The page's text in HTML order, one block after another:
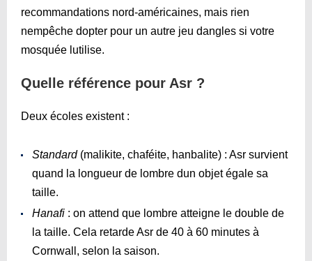
recommandations nord-américaines, mais rien
nempêche dopter pour un autre jeu dangles si votre
mosquée lutilise.
Quelle référence pour Asr ?
Deux écoles existent :
Standard(malikite, chaféite, hanbalite) : Asr survient
quand la longueur de lombre dun objet égale sa
taille.
Hanafi : on attend que lombre atteigne le double de
la taille. Cela retarde Asr de 40 à 60 minutes à
Cornwall, selon la saison.